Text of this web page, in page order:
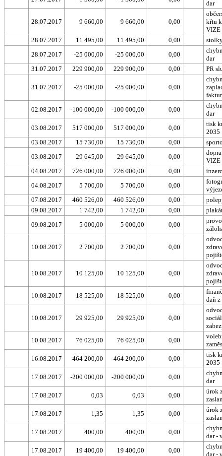
dar
28.07.2017 9 660,00 9 660,00 0,00
křtu
VIZE
28.07.2017
11 495,00 11 495,00 0,00
28.07.2017
-25 000,00 -25 000,00 0,00
dar
31.07.2017
229 900,00 229 900,00 0,00 PR
31.07.2017 -25 000,00 -25 000,00 0,00
02.08.2017
-100 000,00 -100 000,00 0,00
dar
03.08.2017
517 000,00 517 000,00 0,00
tisk
2035
03.08.2017
15 730,00 15 730,00 0,00
03.08.2017
29 645,00 29 645,00 0,00
VIZE
04.08.2017
726 000,00 726 000,00 0,00
04.08.2017
5 700,00 5 700,00 0,00
07.08.2017
460 526,00 460 526,00 0,00
09.08.2017
1 742,00 1 742,00 0,00
09.08.2017
5 000,00 5 000,00 0,00
10.08.2017 2 700,00 2 700,00 0,00
10.08.2017 10 125,00 10 125,00 0,00
10.08.2017
18 525,00 18 525,00 0,00
daň
10.08.2017 29 925,00 29 925,00 0,00
10.08.2017
76 025,00 76 025,00 0,00
16.08.2017
464 200,00 464 200,00 0,00
tisk
2035
17.08.2017
-200 000,00 -200 000,00 0,00
dar
17.08.2017
0,03 0,03 0,00
úrok
17.08.2017
1,35 1,35 0,00
úrok
17.08.2017
400,00 400,00 0,00
dar -
17.08.2017
19 400,00 19 400,00 0,00
dar -